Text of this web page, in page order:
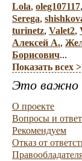
Lola, oleg107117,
Serega,
turinetz, Valet2,
Алексей А.,
Борисович...
Показать всех
Это важно
О проекте
Вопросы и
Рекомендуем
Отказ от